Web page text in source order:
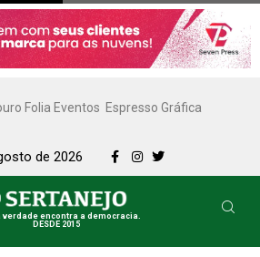
Folia Eventos Espresso Gráfica
de 2026
verdade encontra a democracia.
DESDE 2015